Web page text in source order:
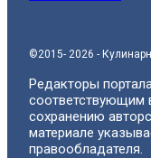
©2015- 2026 -
Редакторы
соответствующим
сохранению
материале
правообладателя.